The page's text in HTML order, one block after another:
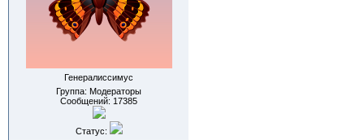
Генералиссимус
Группа: Модераторы
Сообщений: 17385
Статус: